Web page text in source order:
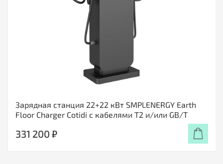
Зарядная станция 22+22 кВт SMPLENERGY Earth
Floor Charger Cotidi с кабелями Т2 и/или GB/T
331 200 ₽